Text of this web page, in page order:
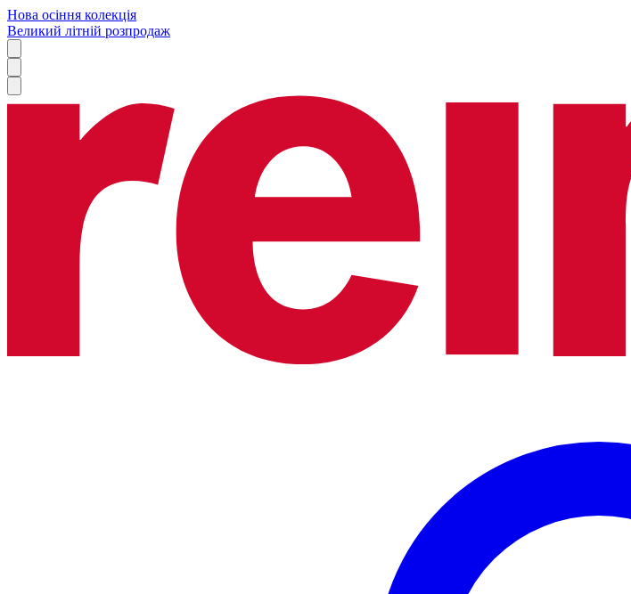
Нова осіння колекція
Великий літній розпродаж